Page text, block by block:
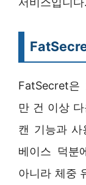
FatSecret은
만 건 이상
캔 기능과 사
베이스 덕분
아니라 체중